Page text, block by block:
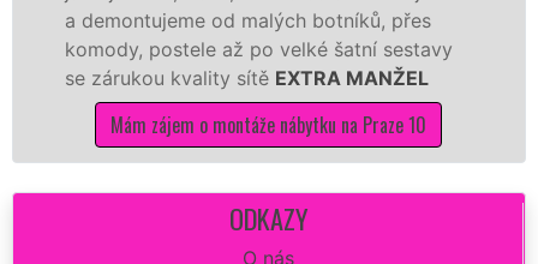
od malých botníků, přes
postele až po velké šatní sestavy
kvality sítěEXTRA MANŽEL
zájem o montáže nábytku na Praze 10
ODKAZY
O nás